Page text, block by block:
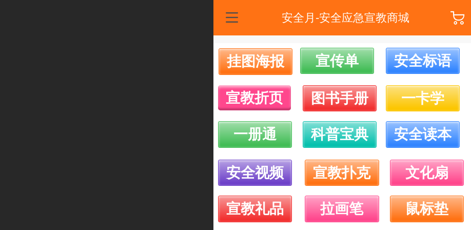
安全月-安全应急宣教商城
挂图海报 宣传单 安全标语
宣教折页 图书手册 一卡学
一册通 科普宝典 安全读本
安全视频
宣教礼品
宣教扑克
拉画笔
文化扇
鼠标垫